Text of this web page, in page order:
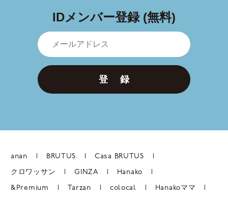
IDメンバー登録 (無料)
登 録
anan BRUTUS Casa BRUTUS
クロワッサン GINZA Hanako
&Premium Tarzan colocal Hanakoママ